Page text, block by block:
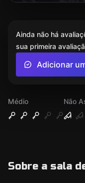
Médio
Não
Sobre a sala
Ainda não há
sua primeira
Adicionar